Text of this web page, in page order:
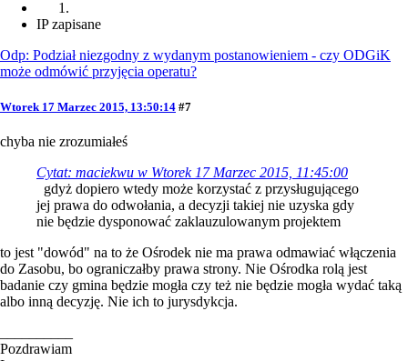
IP zapisane
Odp: Podział niezgodny z wydanym postanowieniem - czy ODGiK
może odmówić przyjęcia operatu?
Wtorek 17 Marzec 2015, 13:50:14 #7
chyba nie zrozumiałeś
Cytat: maciekwu w Wtorek 17 Marzec 2015, 11:45:00
gdyż dopiero wtedy może korzystać z przysługującego
jej prawa do odwołania, a decyzji takiej nie uzyska gdy
nie będzie dysponować zaklauzulowanym projektem
to jest "dowód" na to że Ośrodek nie ma prawa odmawiać włączenia
do Zasobu, bo ograniczałby prawa strony. Nie Ośrodka rolą jest
badanie czy gmina będzie mogła czy też nie będzie mogła wydać taką
albo inną decyzję. Nie ich to jurysdykcja.
Pozdrawiam